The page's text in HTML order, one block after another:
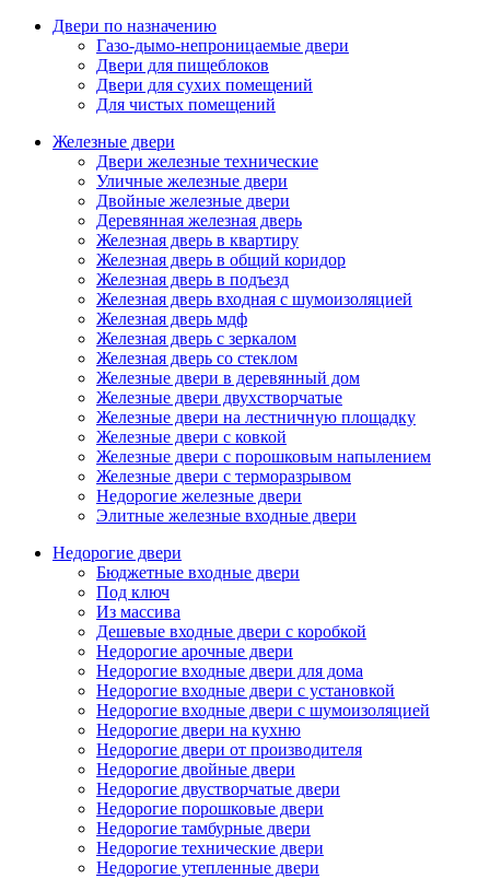
Двери по назначению
Газо-дымо-непроницаемые двери
Двери для пищеблоков
Двери для сухих помещений
Для чистых помещений
Железные двери
Двери железные технические
Уличные железные двери
Двойные железные двери
Деревянная железная дверь
Железная дверь в квартиру
Железная дверь в общий коридор
Железная дверь в подъезд
Железная дверь входная с шумоизоляцией
Железная дверь мдф
Железная дверь с зеркалом
Железная дверь со стеклом
Железные двери в деревянный дом
Железные двери двухстворчатые
Железные двери на лестничную площадку
Железные двери с ковкой
Железные двери с порошковым напылением
Железные двери с терморазрывом
Недорогие железные двери
Элитные железные входные двери
Недорогие двери
Бюджетные входные двери
Под ключ
Из массива
Дешевые входные двери с коробкой
Недорогие арочные двери
Недорогие входные двери для дома
Недорогие входные двери с установкой
Недорогие входные двери с шумоизоляцией
Недорогие двери на кухню
Недорогие двери от производителя
Недорогие двойные двери
Недорогие двустворчатые двери
Недорогие порошковые двери
Недорогие тамбурные двери
Недорогие технические двери
Недорогие утепленные двери